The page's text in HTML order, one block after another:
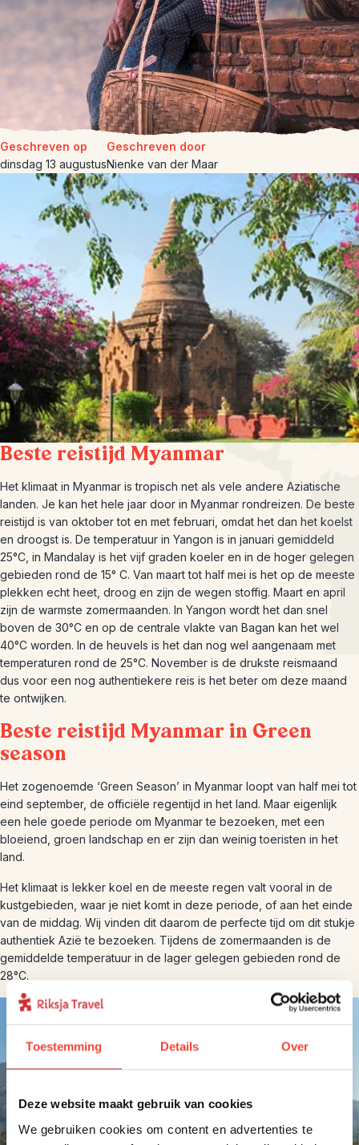
Toestemming Details Over
Deze website maakt gebruik van cookies
We gebruiken cookies om content en advertenties te
Geschreven op
dinsdag 13 augustus
Geschreven door
Nienke van der Maar
Beste reistijd Myanmar
Het klimaat in Myanmar is tropisch net als vele andere Aziatische
landen. Je kan het hele jaar door in Myanmar rondreizen. De beste
reistijd is van oktober tot en met februari, omdat het dan het koelst
en droogst is. De temperatuur in Yangon is in januari gemiddeld
25°C, in Mandalay is het vijf graden koeler en in de hoger gelegen
gebieden rond de 15° C. Van maart tot half mei is het op de meeste
plekken echt heet, droog en zijn de wegen stoffig. Maart en april
zijn de warmste zomermaanden. In Yangon wordt het dan snel
boven de 30°C en op de centrale vlakte van Bagan kan het wel
40°C worden. In de heuvels is het dan nog wel aangenaam met
temperaturen rond de 25°C. November is de drukste reismaand
dus voor een nog authentiekere reis is het beter om deze maand
te ontwijken.
Beste reistijd Myanmar in Green
season
Het zogenoemde ‘Green Season’ in Myanmar loopt van half mei tot
eind september, de officiële regentijd in het land. Maar eigenlijk
een hele goede periode om Myanmar te bezoeken, met een
bloeiend, groen landschap en er zijn dan weinig toeristen in het
land.
Het klimaat is lekker koel en de meeste regen valt vooral in de
kustgebieden, waar je niet komt in deze periode, of aan het einde
van de middag. Wij vinden dit daarom de perfecte tijd om dit stukje
authentiek Azië te bezoeken. Tijdens de zomermaanden is de
gemiddelde temperatuur in de lager gelegen gebieden rond de
28°C.